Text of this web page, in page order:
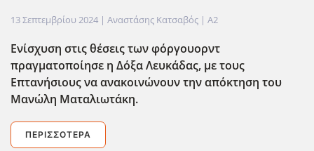
13 Σεπτεμβρίου 2024 | Αναστάσης Κατσαβός | A2
Ενίσχυση στις θέσεις των φόργουορντ
πραγματοποίησε η Δόξα Λευκάδας, με τους
Επτανήσιους να ανακοινώνουν την απόκτηση του
Μανώλη Ματαλιωτάκη.
ΠΕΡΙΣΣΌΤΕΡΑ